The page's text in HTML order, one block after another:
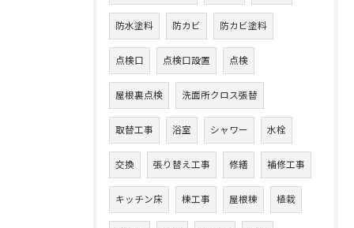
防水塗料 防カビ 防カビ塗料
点検口 点検口設置 点検
屋根裏点検 洗面所クロス張替
取替工事 浴室 シャワー 水栓
交換 張り替え工事 修繕 補修工事
キッチン床 棟工事 屋根棟 植栽